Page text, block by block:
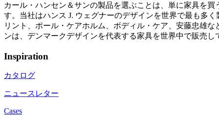
カール・ハンセン＆サンの製品を選ぶことは、単に家具を
す。当社はハンス J. ウェグナーのデザインを世界で最も多
リント、ポール・ケアホルム、ボディル・ケア、安藤忠雄
ンは、デンマークデザインを代表する家具を世界中で販売し
Inspiration
カタログ
ニュースレター
Cases